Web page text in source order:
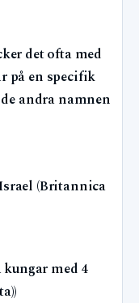
det ofta med
på en specifik
andra namnen
(Britannica
med 4